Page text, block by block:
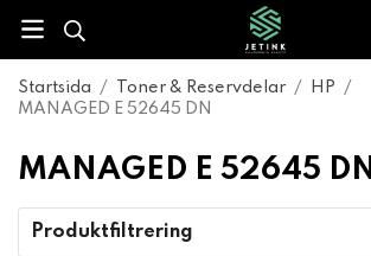
Startsida / Toner & Reservdelar / HP
/
MANAGED E 52645 DN
MANAGED E 52645 DN
Produktfiltrering